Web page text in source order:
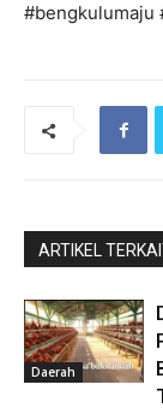
#bengkulumaju
ARTIKEL
Daerah